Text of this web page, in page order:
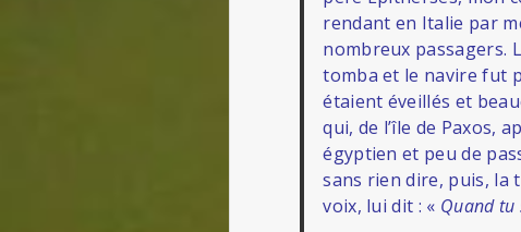
rendant en Italie par
nombreux passagers.
tomba et le navire fut
étaient éveillés et
qui, de l’île de Paxos,
égyptien et peu de
sans rien dire, puis, la
voix, lui dit : « Quand tu